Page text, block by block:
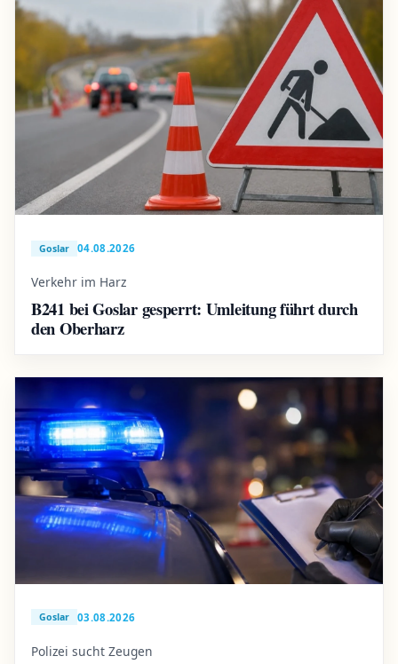
Goslar 04.08.2026
Verkehr im Harz
B241 bei Goslar gesperrt: Umleitung führt durch
den Oberharz
Goslar 03.08.2026
Polizei sucht Zeugen